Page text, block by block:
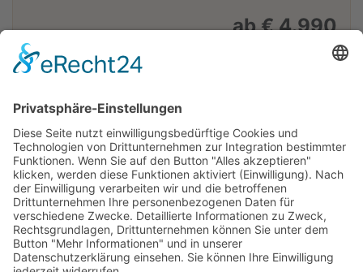
ab € 4.990
Weitere Reisen nach Mexiko